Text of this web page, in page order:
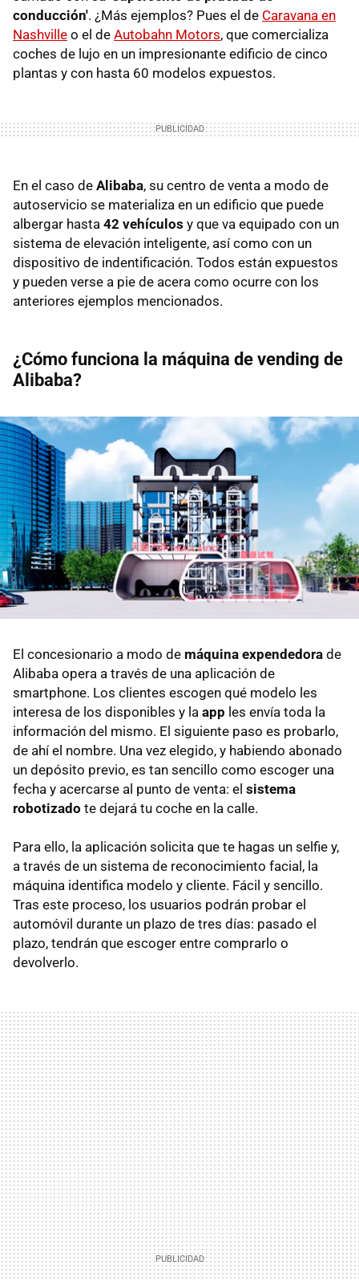
conducción'. ¿Más ejemplos? Pues el de Caravana en
Nashville o el de Autobahn Motors, que comercializa
coches de lujo en un impresionante edificio de cinco
plantas y con hasta 60 modelos expuestos.
En el caso de Alibaba, su centro de venta a modo de
autoservicio se materializa en un edificio que puede
albergar hasta 42 vehículos y que va equipado con un
sistema de elevación inteligente, así como con un
dispositivo de indentificación. Todos están expuestos
y pueden verse a pie de acera como ocurre con los
anteriores ejemplos mencionados.
¿Cómo funciona la máquina de vending de
Alibaba?
El concesionario a modo de máquina expendedora de
Alibaba opera a través de una aplicación de
smartphone. Los clientes escogen qué modelo les
interesa de los disponibles y la app les envía toda la
información del mismo. El siguiente paso es probarlo,
de ahí el nombre. Una vez elegido, y habiendo abonado
un depósito previo, es tan sencillo como escoger una
fecha y acercarse al punto de venta: el sistema
robotizado te dejará tu coche en la calle.
Para ello, la aplicación solicita que te hagas un selfie y,
a través de un sistema de reconocimiento facial, la
máquina identifica modelo y cliente. Fácil y sencillo.
Tras este proceso, los usuarios podrán probar el
automóvil durante un plazo de tres días: pasado el
plazo, tendrán que escoger entre comprarlo o
devolverlo.